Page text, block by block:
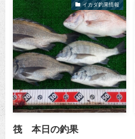
イカダ釣果情報
筏 本日の釣果